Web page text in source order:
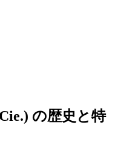
の歴史と特